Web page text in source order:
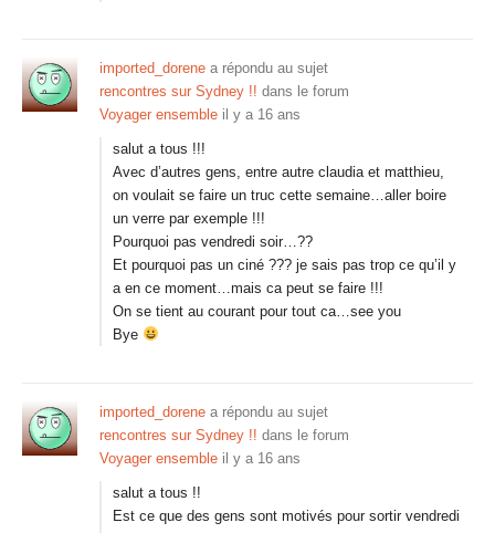
imported_dorene a répondu au sujet
rencontres sur Sydney !! dans le forum
Voyager ensemble il y a 16 ans
salut a tous !!!
Avec d’autres gens, entre autre claudia et matthieu,
on voulait se faire un truc cette semaine…aller boire
un verre par exemple !!!
Pourquoi pas vendredi soir…??
Et pourquoi pas un ciné ??? je sais pas trop ce qu’il y
a en ce moment…mais ca peut se faire !!!
On se tient au courant pour tout ca…see you
Bye
imported_dorene a répondu au sujet
rencontres sur Sydney !! dans le forum
Voyager ensemble il y a 16 ans
salut a tous !!
Est ce que des gens sont motivés pour sortir vendredi